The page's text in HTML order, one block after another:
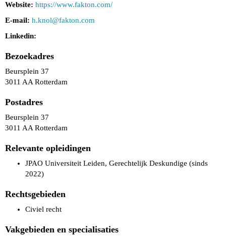
Website: https://www.fakton.com/
E-mail: h.knol@fakton.com
Linkedin:
Bezoekadres
Beursplein 37
3011 AA Rotterdam
Postadres
Beursplein 37
3011 AA Rotterdam
Relevante opleidingen
JPAO Universiteit Leiden, Gerechtelijk Deskundige (sinds
2022)
Rechtsgebieden
Civiel recht
Vakgebieden en specialisaties